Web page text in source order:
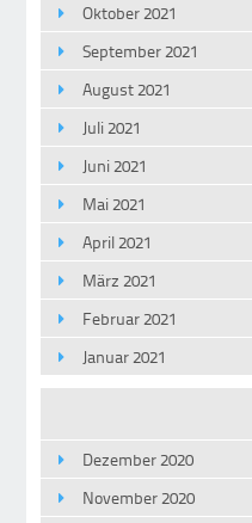
Oktober 2021
September 2021
August 2021
Juli 2021
Juni 2021
Mai 2021
April 2021
März 2021
Februar 2021
Januar 2021
Dezember 2020
November 2020